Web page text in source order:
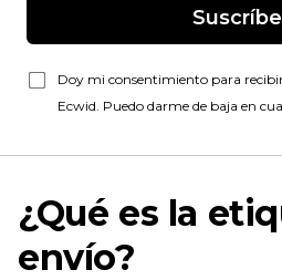
Doy mi consentimiento para
Ecwid. Puedo darme de baja en
¿Qué es la
envío?